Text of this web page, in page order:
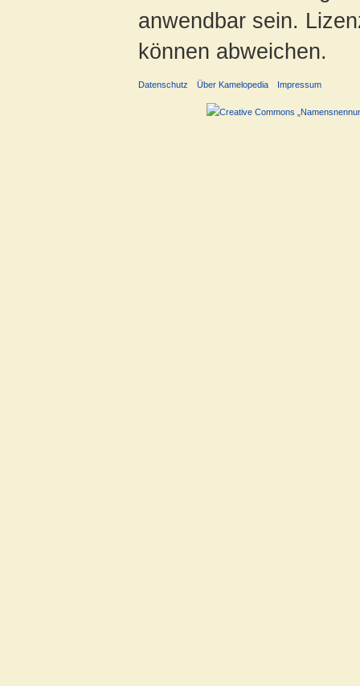
anwendbar sein.
können abweichen.
Datenschutz Über Kamelopedia Impressum